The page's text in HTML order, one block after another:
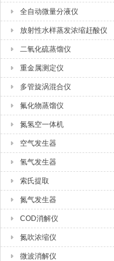
全自动微量分液仪
放射性水样蒸发浓缩赶酸仪
二氧化硫蒸馏仪
重金属测定仪
多管旋涡混合仪
氟化物蒸馏仪
氮氢空一体机
空气发生器
氢气发生器
索氏提取
氮气发生器
COD消解仪
氮吹浓缩仪
微波消解仪